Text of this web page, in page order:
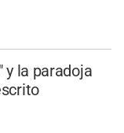
y la paradoja